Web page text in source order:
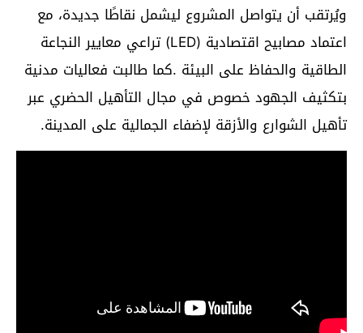
ويُرتقب أن يتواصل المشروع ليشمل نقاطًا جديدة، مع
اعتماد مصابيح اقتصادية (LED) تراعي معايير النجاعة
الطاقية والحفاظ على البيئة .كما طالبت فعاليات مدنية
بتكثيف الجهود خصوص في مجال التأهيل الحضري عبر
تأهيل الشوارع والأزقة لإضفاء الجمالية على المدينة.